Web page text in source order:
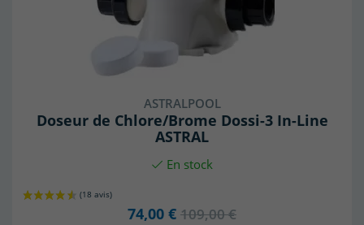
ASTRALPOOL
Doseur de Chlore/Brome Dossi-3 In-Line
ASTRAL
En stock
74,00 € 109,00 €